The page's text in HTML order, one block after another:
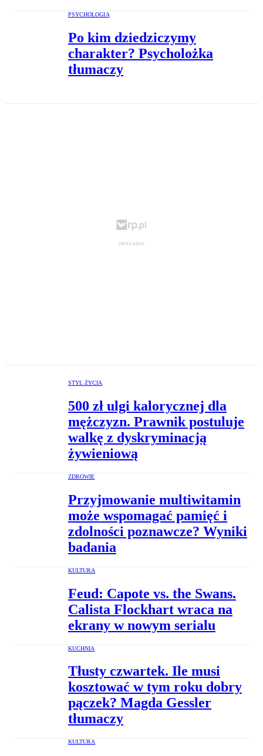
PSYCHOLOGIA
Po kim dziedziczymy
charakter? Psycholożka
tłumaczy
STYL ŻYCIA
500 zł ulgi kalorycznej dla
mężczyzn. Prawnik postuluje
walkę z dyskryminacją
żywieniową
ZDROWIE
Przyjmowanie multiwitamin
może wspomagać pamięć i
zdolności poznawcze? Wyniki
badania
KULTURA
Feud: Capote vs. the Swans.
Calista Flockhart wraca na
ekrany w nowym serialu
KUCHNIA
Tłusty czwartek. Ile musi
kosztować w tym roku dobry
pączek? Magda Gessler
tłumaczy
KULTURA